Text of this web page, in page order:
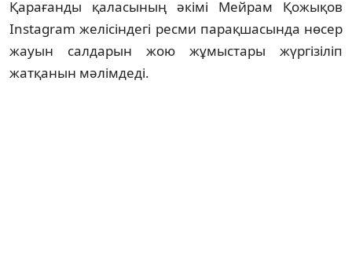
Қарағанды ​​қаласының әкімі Мейрам Қожықов
Instagram желісіндегі ресми парақшасында нөсер
жауын салдарын жою жұмыстары жүргізіліп
жатқанын мәлімдеді.